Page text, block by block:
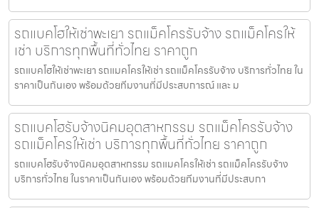
รถแบคโฮให้เช่าพะเยา รถแม็คโครรับจ้าง รถแม็คโครให้
เช่า บริการทุกพื้นที่ทั่วไทย ราคาถูก
รถแบคโฮให้เช่าพะเยา รถแมคโครให้เช่า รถแม็คโครรับจ้าง บริการทั่วไทย ใน
ราคาเป็นกันเอง พร้อมด้วยทีมงานที่มีประสบการณ์ และ ม
รถแบคโฮรับจ้างนิคมอุตสาหกรรม รถแม็คโครรับจ้าง
รถแม็คโครให้เช่า บริการทุกพื้นที่ทั่วไทย ราคาถูก
รถแบคโฮรับจ้างนิคมอุตสาหกรรม รถแมคโครให้เช่า รถแม็คโครรับจ้าง
บริการทั่วไทย ในราคาเป็นกันเอง พร้อมด้วยทีมงานที่มีประสบกา